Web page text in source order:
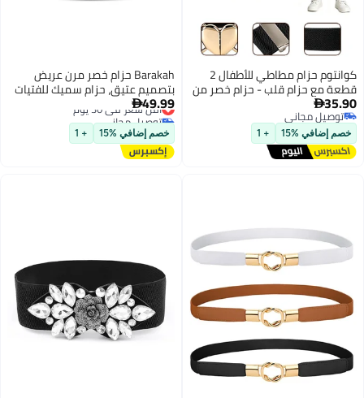
كوانتوم حزام مطاطي للأطفال 2
قطعة مع حزام قلب - حزام خصر من
القماش غير المثقب وقابل للتعديل -
حزام مطاطي للأطفال للبنات،
يُستخدم في الملابس اليومية
والجينز والم uniforms المدرسية
وملابس الحفلات (لون الأسود + اللون
35.90
توصيل مجاني
توصيل مجاني
خصم إضافي %15 + 1
Barakah حزام خصر مرن عريض
بتصميم عتيق، حزام سميك للفتيات
مع مشبك متداخل، حزام خصر مرن
للنساء، حزام جلد رجعي للأزياء لتزيين
فساتين السيدات باللون الأسود
49.99
أقل سعر في 30 يوم
توصيل مجاني
أقل سعر في 30 يوم
خصم إضافي %15 + 1